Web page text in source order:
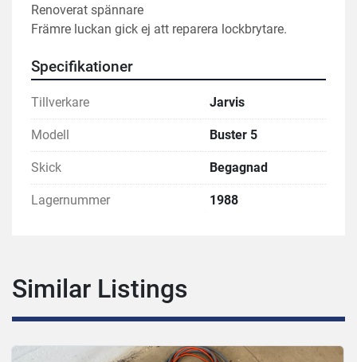
Renoverat spännare
Främre luckan gick ej att reparera lockbrytare.
Specifikationer
Tillverkare Jarvis
Modell Buster 5
Skick Begagnad
Lagernummer 1988
Similar Listings